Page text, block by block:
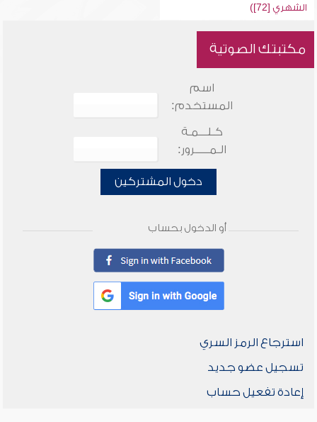
الشهري [72])
مكتبتك الصوتية
اسم
المستخدم:
كـلـــمـة
الـمـــــرور:
دخول المشتركين
أو الدخول بحساب
استرجاع الرمز السري
تسجيل عضو جديد
إعادة تفعيل حساب